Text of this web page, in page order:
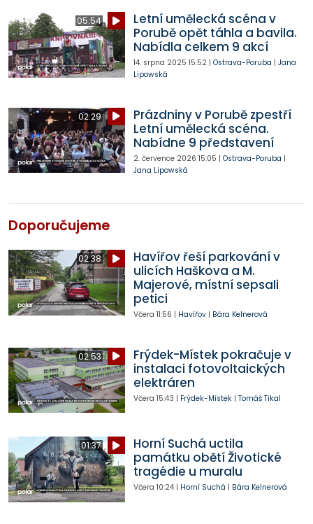
05:54
Letní umělecká scéna v
Porubě opět táhla a bavila.
Nabídla celkem 9 akcí
14. srpna 2025 15:52| Ostrava-Poruba | Jana
Lipowská
02:29
Prázdniny v Porubě zpestří
Letní umělecká scéna.
Nabídne 9 představení
2. července 2026 15:05 | Ostrava-Poruba |
Jana Lipowská
Doporučujeme
02:38
Havířov řeší parkování v
ulicích Haškova a M.
Majerové, místní sepsali
petici
Včera 11:56 | Havířov| Bára Kelnerová
02:53
Frýdek-Místek pokračuje v
instalaci fotovoltaických
elektráren
Včera 15:43 | Frýdek-Místek| Tomáš Tikal
01:37
Horní Suchá uctila
památku obětí Životické
tragédie u muralu
Včera 10:24| Horní Suchá | Bára Kelnerová